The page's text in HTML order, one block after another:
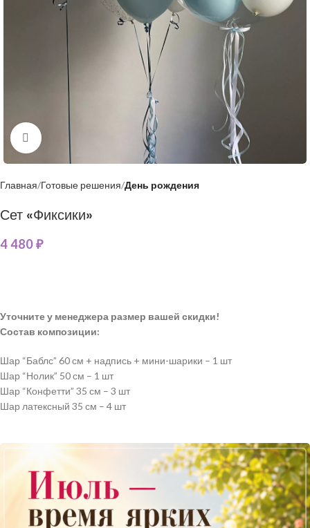
Нажмите, чтобы увеличить
Главная Готовые решения День рождения
Сет «Фиксики»
4 480₽
Уточните у менеджера размер вашей скидки!
Состав композиции:
Шар “Баблс” 60 см + надпись + мини-шарики – 1 шт
Шар “Нолик” 50 см – 1 шт
Шар “Конфетти” 35 см – 3 шт
Шар латексный 35 см – 4 шт